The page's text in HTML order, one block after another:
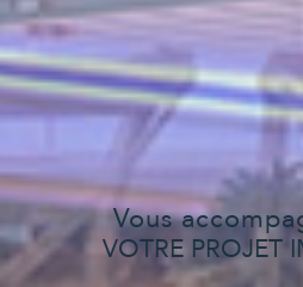
Vous
VOTRE PROJET